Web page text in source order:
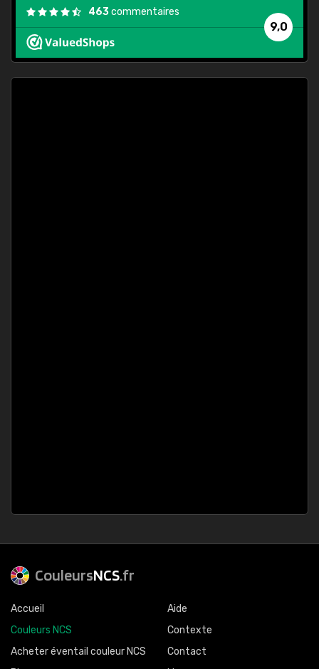
9,0
463commentaires
CouleursNCS.fr
Accueil
Couleurs NCS
Acheter éventail couleur NCS
Aide
Contexte
Contact